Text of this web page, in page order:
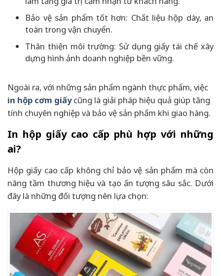
Bảo vệ sản phẩm tốt hơn: Chất liệu hộp dày, an
toàn trong vận chuyển.
Thân thiện môi trường: Sử dụng giấy tái chế xây
dựng hình ảnh doanh nghiệp bền vững.
Ngoài ra, với những sản phẩm ngành thực phẩm, việc
in hộp cơm giấycũng là giải pháp hiệu quả giúp tăng
tính chuyên nghiệp và bảo vệ sản phẩm khi giao hàng.
In hộp giấy cao cấp phù hợp với những
ai?
Hộp giấy cao cấp không chỉ bảo vệ sản phẩm mà còn
nâng tầm thương hiệu và tạo ấn tượng sâu sắc. Dưới
đây là những đối tượng nên lựa chọn: